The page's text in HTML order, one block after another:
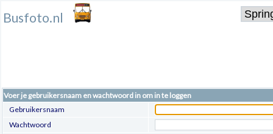
Busfoto.nl
Voer je gebruikersnaam en wachtwoord in om in te loggen
Gebruikersnaam
Wachtwoord